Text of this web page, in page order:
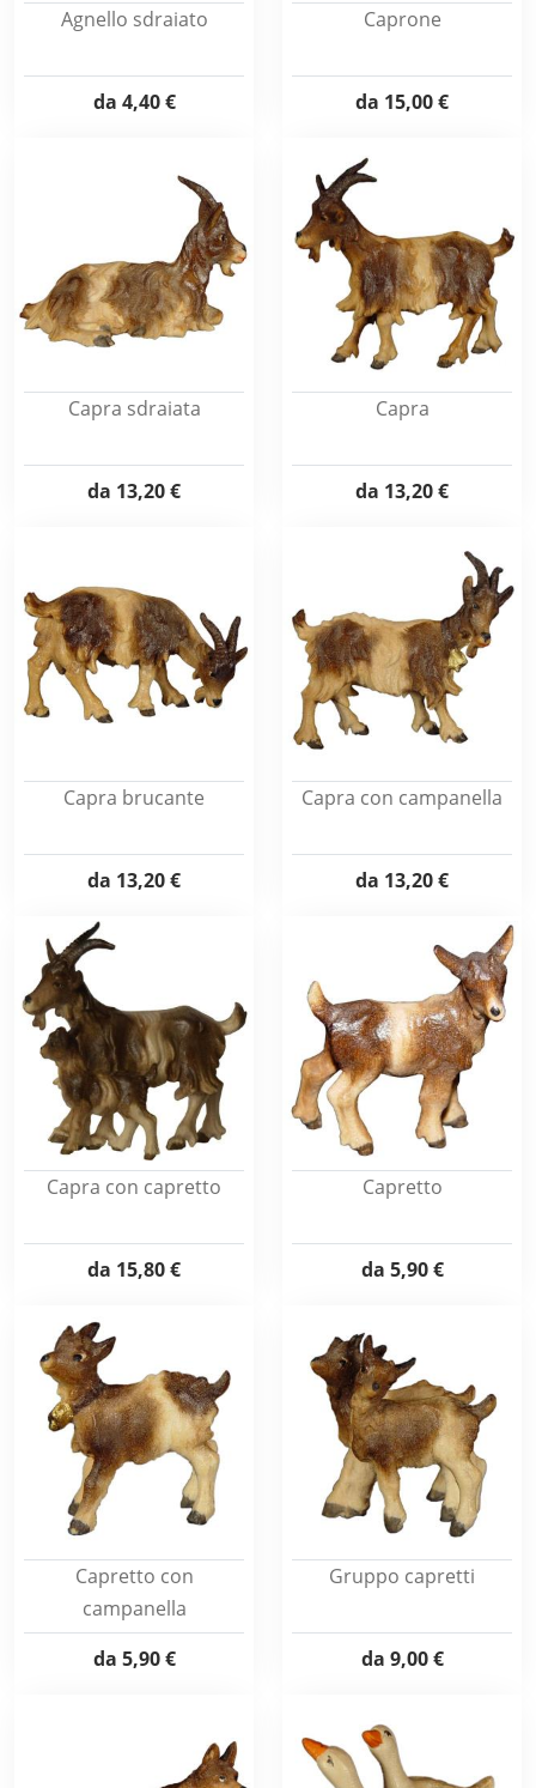
Agnello sdraiato
da 4,40 €
Caprone
da 15,00 €
Capra sdraiata
da 13,20 €
Capra
da 13,20 €
Capra brucante
da 13,20 €
Capra con campanella
da 13,20 €
Capra con capretto
da 15,80 €
Capretto
da 5,90 €
Capretto con
campanella
da 5,90 €
Gruppo capretti
da 9,00 €